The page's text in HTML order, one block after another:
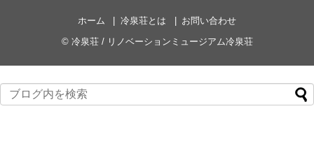
ホーム 冷泉荘とは
お問い合わせ
© 冷泉荘 / リノベーションミュージアム冷泉荘